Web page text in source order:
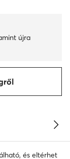
újra
és eltérhet